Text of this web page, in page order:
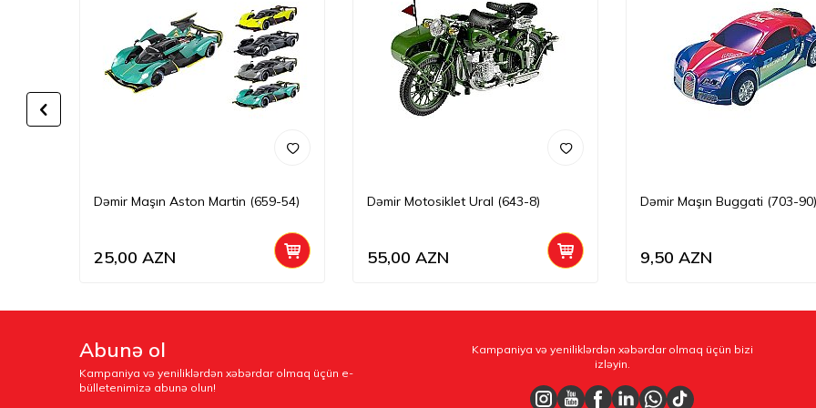
Dəmir Maşın Aston Martin (659-54)
25,00 AZN
Dəmir Motosiklet Ural (643-8)
55,00 AZN
Dəmir Maşın Buggati (703-90)
9,50 AZN
Abunə ol
Kampaniya və yeniliklərdən xəbərdar olmaq üçün e-
bülletenimizə abunə olun!
Kampaniya və yeniliklərdən xəbərdar olmaq üçün bizi
izləyin.